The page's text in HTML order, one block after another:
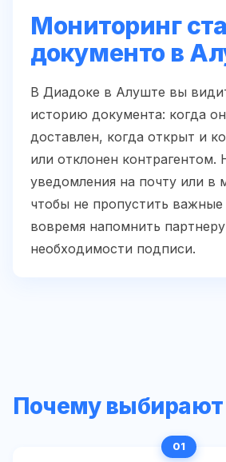
Мониторинг
документо в
В Диадоке в Алуште вы
историю документа: когда
доставлен, когда открыт и
или отклонен контрагентом.
уведомления на почту или в
чтобы не пропустить важные
вовремя напомнить
необходимости подписи.
Почему выбирают